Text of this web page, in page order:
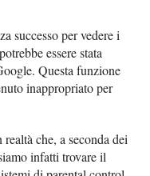
successo per vedere i
essere stata
Questa funzione
inappropriato per
che, a seconda dei
infatti trovare il